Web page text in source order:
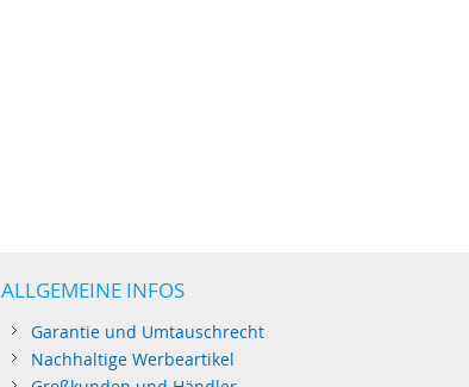
ALLGEMEINE INFOS
Garantie und Umtauschrecht
Nachhaltige Werbeartikel